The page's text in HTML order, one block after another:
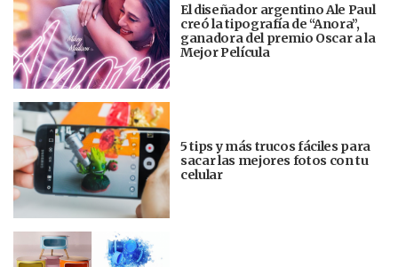
El diseñador argentino Ale Paul
creó la tipografía de “Anora”,
ganadora del premio Oscar a la
Mejor Película
5 tips y más trucos fáciles para
sacar las mejores fotos con tu
celular